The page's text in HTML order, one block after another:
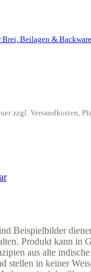
Beilagen &
zzgl. Versandkosten,
Beispielbilder
Produkt kann in
aus alte
stellen in keiner